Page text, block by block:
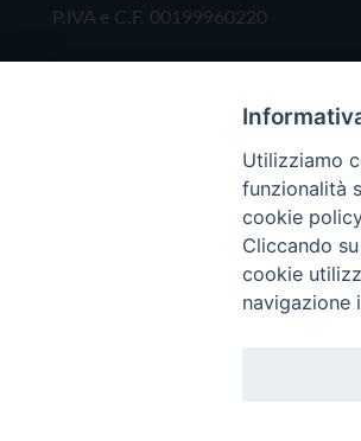
P.IVA e C.F. 00199960220
Copyright © 2019 - Tutti i
Utilizziamo
funzionalità
cookie
Cliccando
cookie
navigazione